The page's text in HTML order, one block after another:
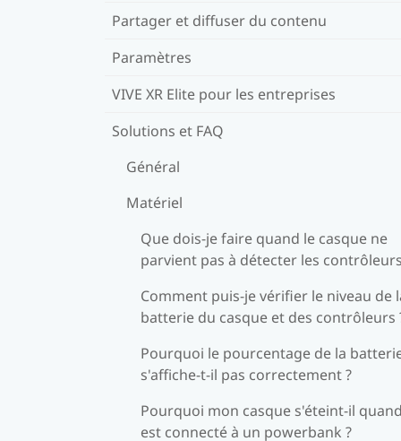
Partager et diffuser du contenu
Paramètres
VIVE XR Elite pour les entreprises
Solutions et FAQ
Général
Matériel
Que dois-je faire quand le casque ne
parvient pas à détecter les
Comment puis-je vérifier le niveau de
batterie du casque et des contrôleurs
Pourquoi le pourcentage de la
s'affiche-t-il pas correctement ?
Pourquoi mon casque s'éteint-il
est connecté à un powerbank ?